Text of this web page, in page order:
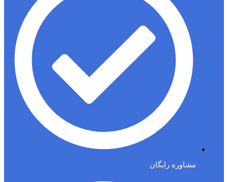
مشاوره رایگان